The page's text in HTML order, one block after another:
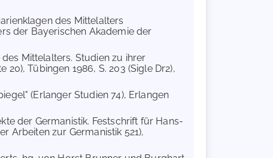
des Mittelalters
der Bayerischen Akademie der
Mittelalters. Studien zu ihrer
Tübingen 1986, S. 203 (Sigle Dr2),
(Erlanger Studien 74), Erlangen
der Germanistik. Festschrift für Hans-
Arbeiten zur Germanistik 521),